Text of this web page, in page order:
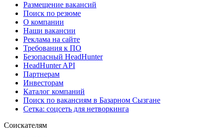
Размещение вакансий
Поиск по резюме
О компании
Наши вакансии
Реклама на сайте
Требования к ПО
Безопасный HeadHunter
HeadHunter API
Партнерам
Инвесторам
Каталог компаний
Поиск по вакансиям в Базарном Сызгане
Сетка: соцсеть для нетворкинга
Соискателям